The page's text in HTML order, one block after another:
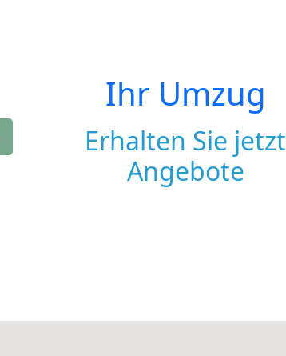
Ihr Umzug
Erhalten Sie jetzt
Angebote